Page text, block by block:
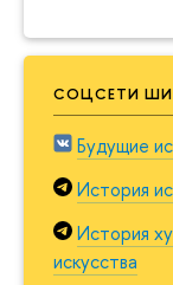
СОЦСЕТИ
Будущие
История
История
искусства